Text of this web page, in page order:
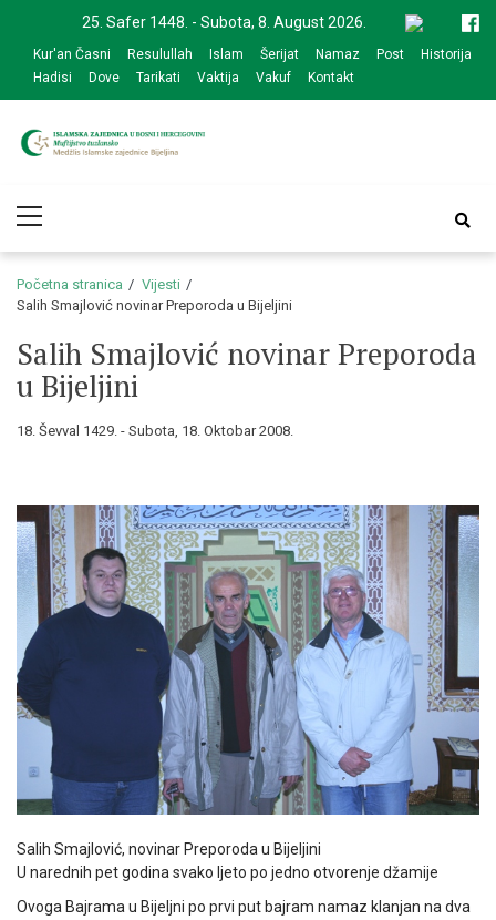
navigation
content
25. Safer 1448. - Subota, 8. August 2026.
Kur'an Časni Resulullah Islam Šerijat Namaz Post
Historija
Hadisi
Dove Tarikati Vaktija Vakuf Kontakt
zajednice Bijeljina
Menu
Početna stranica
Vijesti
Salih Smajlović novinar Preporoda u Bijeljini
Salih Smajlović novinar Preporoda
u Bijeljini
18. Ševval 1429. - Subota, 18. Oktobar 2008.
Salih Smajlović, novinar Preporoda u Bijeljini
U narednih pet godina svako ljeto po jedno otvorenje džamije
Ovoga Bajrama u Bijeljni po prvi put bajram namaz klanjan na dva